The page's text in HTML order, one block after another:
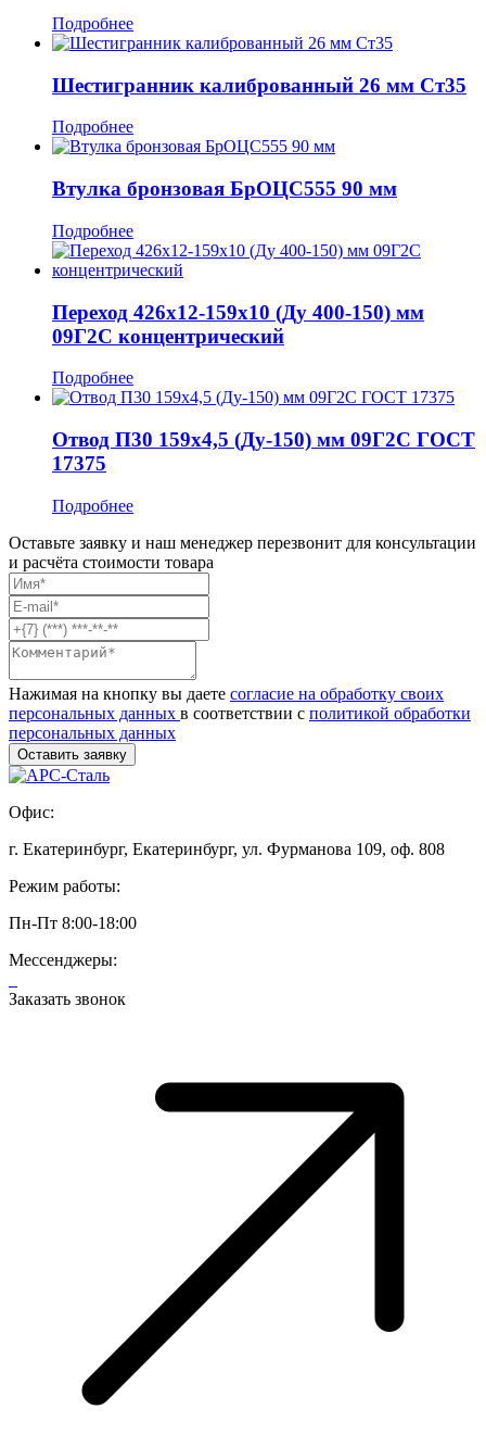
Подробнее
Шестигранник калиброванный 26 мм Ст35
Подробнее
Втулка бронзовая БрОЦС555 90 мм
Подробнее
Переход 426x12-159x10 (Ду 400-150) мм
09Г2С концентрический
Подробнее
Отвод П30 159x4,5 (Ду-150) мм 09Г2С ГОСТ
17375
Подробнее
Оставьте заявку и наш менеджер перезвонит для консультации
и расчёта стоимости товара
Нажимая на кнопку вы даете согласие на обработку своих
персональных данных в соответствии с политикой обработки
персональных данных
Офис:
г. Екатеринбург, Екатеринбург, ул. Фурманова 109, оф. 808
Режим работы:
Пн-Пт 8:00-18:00
Мессенджеры:
Заказать звонок